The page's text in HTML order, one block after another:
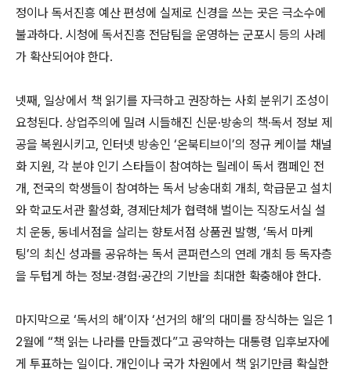
정이나 독서진흥 예산 편성에 실제로 신경을 쓰는 곳은 극소수에
불과하다. 시청에 독서진흥 전담팀을 운영하는 군포시 등의 사례
가 확산되어야 한다.
넷째, 일상에서 책 읽기를 자극하고 권장하는 사회 분위기 조성이
요청된다. 상업주의에 밀려 시들해진 신문·방송의 책·독서 정보 제
공을 복원시키고, 인터넷 방송인 ‘온북티브이’의 정규 케이블 채널
화 지원, 각 분야 인기 스타들이 참여하는 릴레이 독서 캠페인 전
개, 전국의 학생들이 참여하는 독서 낭송대회 개최, 학급문고 설치
와 학교도서관 활성화, 경제단체가 협력해 벌이는 직장도서실 설
치 운동, 동네서점을 살리는 향토서점 상품권 발행, ‘독서 마케
팅’의 최신 성과를 공유하는 독서 콘퍼런스의 연례 개최 등 독자층
을 두텁게 하는 정보·경험·공간의 기반을 최대한 확충해야 한다.
마지막으로 ‘독서의 해’이자 ‘선거의 해’의 대미를 장식하는 일은 1
2월에 “책 읽는 나라를 만들겠다”고 공약하는 대통령 입후보자에
게 투표하는 일이다. 개인이나 국가 차원에서 책 읽기만큼 확실한